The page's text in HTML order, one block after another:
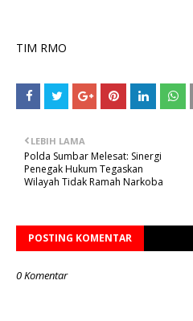
TIM RMO
LEBIH LAMA
Polda Sumbar Melesat: Sinergi
Penegak Hukum Tegaskan
Wilayah Tidak Ramah Narkoba
POSTING KOMENTAR
0 Komentar